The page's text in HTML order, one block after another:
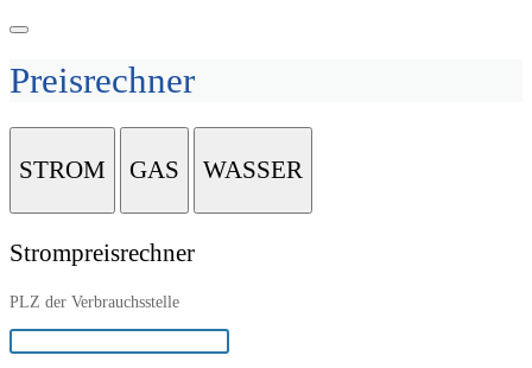
Preisrechner
STROM GAS WASSER
Strompreisrechner
PLZ der Verbrauchsstelle